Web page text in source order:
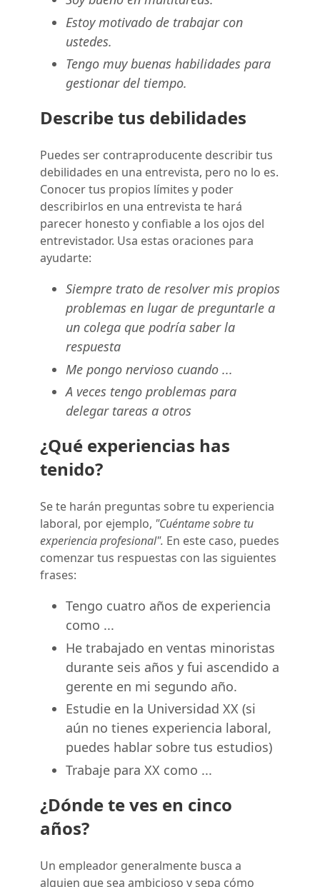
Estoy motivado de trabajar con
ustedes.
Tengo muy buenas habilidades para
gestionar del tiempo.
Describe tus debilidades
Puedes ser contraproducente describir tus
debilidades en una entrevista, pero no lo es.
Conocer tus propios límites y poder
describirlos en una entrevista te hará
parecer honesto y confiable a los ojos del
entrevistador. Usa estas oraciones para
ayudarte:
Siempre trato de resolver mis propios
problemas en lugar de preguntarle a
un colega que podría saber la
respuesta
Me pongo nervioso cuando ...
A veces tengo problemas para
delegar tareas a otros
¿Qué experiencias has
tenido?
Se te harán preguntas sobre tu experiencia
laboral, por ejemplo, "Cuéntame sobre tu
experiencia profesional". En este caso, puedes
comenzar tus respuestas con las siguientes
frases:
Tengo cuatro años de experiencia
como ...
He trabajado en ventas minoristas
durante seis años y fui ascendido a
gerente en mi segundo año.
Estudie en la Universidad XX (si
aún no tienes experiencia laboral,
puedes hablar sobre tus estudios)
Trabaje para XX como ...
¿Dónde te ves en cinco
años?
Un empleador generalmente busca a
alguien que sea ambicioso y sepa cómo